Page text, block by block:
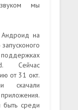
мы
на
поддержках
Сейчас
от 31 окт.
скачали
быть среди